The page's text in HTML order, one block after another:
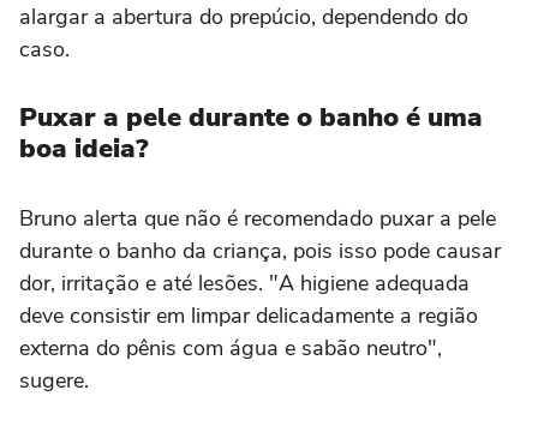
alargar a abertura do prepúcio, dependendo do
caso.
Puxar a pele durante o banho é uma
boa ideia?
Bruno alerta que não é recomendado puxar a pele
durante o banho da criança, pois isso pode causar
dor, irritação e até lesões. "A higiene adequada
deve consistir em limpar delicadamente a região
externa do pênis com água e sabão neutro",
sugere.